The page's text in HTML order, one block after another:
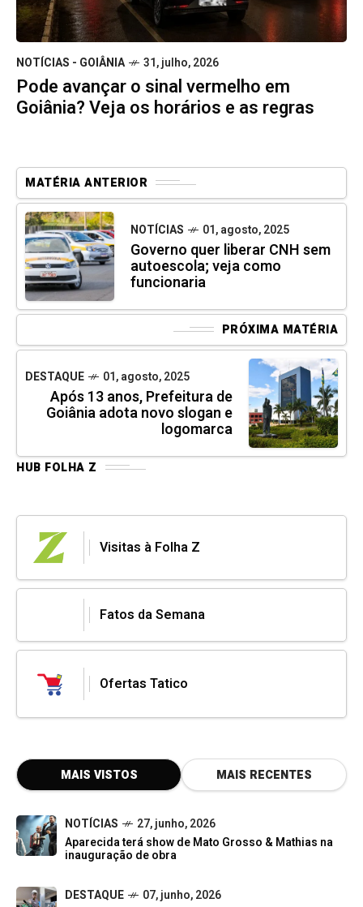
NOTÍCIAS - GOIÂNIA 31, julho, 2026
Pode avançar o sinal vermelho em
Goiânia? Veja os horários e as regras
MATÉRIA ANTERIOR
NOTÍCIAS 01, agosto, 2025
Governo quer liberar CNH sem
autoescola; veja como
funcionaria
PRÓXIMA MATÉRIA
DESTAQUE 01, agosto, 2025
Após 13 anos, Prefeitura de
Goiânia adota novo slogan e
logomarca
HUB FOLHA Z
Visitas à Folha Z
Fatos da Semana
Ofertas Tatico
MAIS VISTOS MAIS RECENTES
NOTÍCIAS
27, junho, 2026
Aparecida terá show de Mato Grosso & Mathias na
inauguração de obra
DESTAQUE
07, junho, 2026